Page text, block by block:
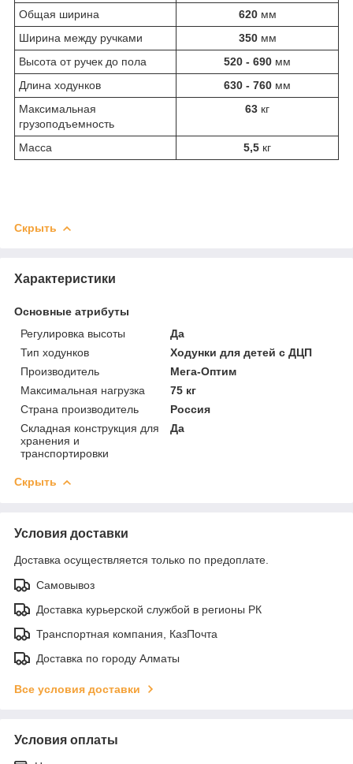
Общая ширина
620мм
Ширина между ручками
350мм
Высота от ручек до пола
520 - 690 мм
Длина ходунков
630 - 760 мм
Максимальная
грузоподъемность
63 кг
Масса 5,5 кг
Скрыть
Характеристики
Основные атрибуты
Регулировка высоты
Да
Тип ходунков
Ходунки для детей с ДЦП
Производитель
Мега-Оптим
Максимальная нагрузка
75 кг
Страна производитель
Россия
Складная конструкция для
хранения и
транспортировки
Да
Скрыть
Условия доставки
Доставка осуществляется только по предоплате.
Самовывоз
Доставка курьерской службой в регионы РК
Транспортная компания, КазПочта
Доставка по городу Алматы
Все условия доставки
Условия оплаты